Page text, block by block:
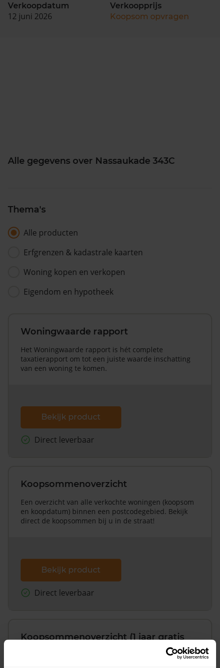
Verkoopdatum
12 juni 2026
Verkoopprijs
Koopsom opvragen
Alle gegevens over Nassaukade 343C
Thema's
Alle producten
Erfgrenzen & kadastrale kaarten
Woning kopen en verkopen
Eigendom en hypotheek
Woningwaarde rapport
Het Woningwaarde rapport is hét complete
taxatierapport om tot een juiste waarde inschatting
van een woning te komen.
Bekijk product
Direct leverbaar
Koopsommenoverzicht
Een overzicht van alle verkochte woningen (koopsom
en koopdatum) binnen een postcodegebied. Bekijk
direct de koopsommen bij u in de straat!
Bekijk product
Direct leverbaar
Koopsommenoverzicht (1 jaar gratis